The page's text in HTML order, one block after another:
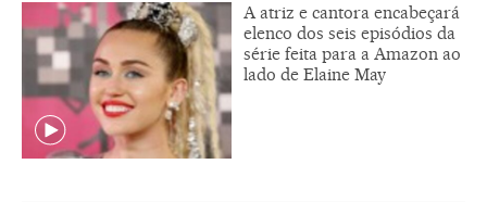
A atriz e cantora encabeçará
elenco dos seis episódios da
série feita para a Amazon ao
lado de Elaine May